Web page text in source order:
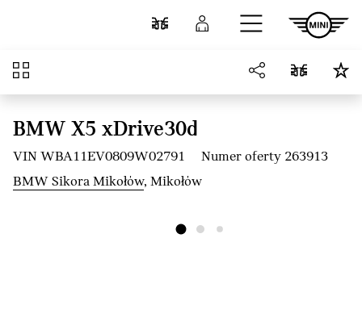
Przejdź do głównej treści
Porównaj Zaloguj się
Przegląd
BMW X5 xDrive30d
VIN WBA11EV0809W02791
Numer oferty 263913
BMW Sikora Mikołów, Mikołów